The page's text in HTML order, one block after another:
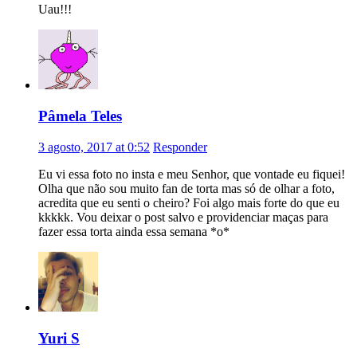
Uau!!!
Pâmela Teles
3 agosto, 2017 at 0:52 Responder
Eu vi essa foto no insta e meu Senhor, que vontade eu fiquei!
Olha que não sou muito fan de torta mas só de olhar a foto,
acredita que eu senti o cheiro? Foi algo mais forte do que eu
kkkkk. Vou deixar o post salvo e providenciar maças para
fazer essa torta ainda essa semana *o*
Yuri S